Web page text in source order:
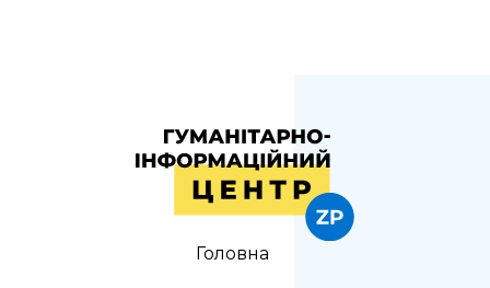
Головна